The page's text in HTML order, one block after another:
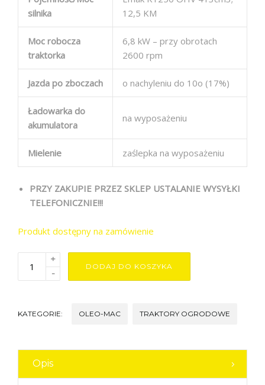
silnika
12,5 KM
Moc robocza
traktorka
6,8 kW – przy obrotach
2600 rpm
Jazda po zboczach o nachyleniu do 10o (17%)
Ładowarka do
akumulatora
na wyposażeniu
Mielenie zaślepka na wyposażeniu
PRZY ZAKUPIE PRZEZ SKLEP USTALANIE WYSYŁKI
TELEFONICZNIE!!!
Produkt dostępny na zamówienie
+
-
DODAJ DO KOSZYKA
KATEGORIE: OLEO-MAC TRAKTORY OGRODOWE
Opis